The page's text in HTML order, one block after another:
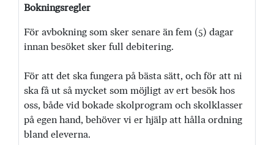
Bokningsregler
För avbokning som sker senare än fem (5) dagar
innan besöket sker full debitering.
För att det ska fungera på bästa sätt, och för att ni
ska få ut så mycket som möjligt av ert besök hos
oss, både vid bokade skolprogram och skolklasser
på egen hand, behöver vi er hjälp att hålla ordning
bland eleverna.